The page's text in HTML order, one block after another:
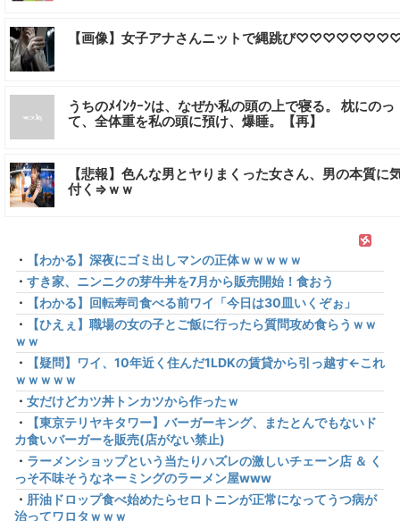
【画像】女子アナさんニットで縄跳び
うちのﾒｲﾝｸｰﾝは、なぜか私の頭の上で寝る。 枕にのっ
て、全体重を私の頭に預け、爆睡。【再】
【悲報】色んな男とヤりまくった女さん、男の本質に
付く⇒ｗｗ
・
【わかる】深夜にゴミ出しマンの正体ｗｗｗｗｗ
・ すき家、ニンニクの芽牛丼を7月から販売開始！食おう
・
【わかる】回転寿司食べる前ワイ「今日は30皿いくぞぉ」
・
【ひえぇ】職場の女の子とご飯に行ったら質問攻め食らうｗｗ
ｗｗ
・
【疑問】ワイ、10年近く住んだ1LDKの賃貸から引っ越す←これ
ｗｗｗｗｗ
・ 女だけどカツ丼トンカツから作ったｗ
・
【東京テリヤキタワー】バーガーキング、またとんでもないド
カ食いバーガーを販売(店がない禁止)
・ ラーメンショップという当たりハズレの激しいチェーン店 ＆ く
っそ不味そうなネーミングのラーメン屋www
・ 肝油ドロップ食べ始めたらセロトニンが正常になってうつ病が
治ってワロタｗｗｗ